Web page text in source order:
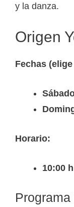
y la danza.
Origen
Fechas
Horario:
10:00